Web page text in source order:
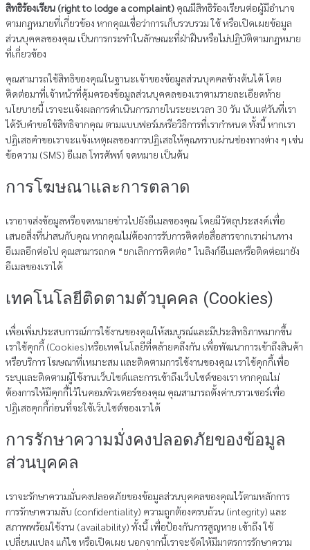
สิทธิร้องเรียน (right to lodge a complaint) คุณมีสิทธิร้องเรียนต่อผู้มีอำนาจ
ตามกฎหมายที่เกี่ยวข้อง หากคุณเชื่อว่าการเก็บรวบรวม ใช้ หรือเปิดเผยข้อมูล
ส่วนบุคคลของคุณ เป็นการกระทำในลักษณะที่ฝ่าฝืนหรือไม่ปฏิบัติตามกฎหมาย
ที่เกี่ยวข้อง
คุณสามารถใช้สิทธิของคุณในฐานะเจ้าของข้อมูลส่วนบุคคลข้างต้นได้ โดย
ติดต่อมาที่เจ้าหน้าที่คุ้มครองข้อมูลส่วนบุคคลของเราตามรายละเอียดท้าย
นโยบายนี้ เราจะแจ้งผลการดำเนินการภายในระยะเวลา 30 วัน นับแต่วันที่เรา
ได้รับคำขอใช้สิทธิจากคุณ ตามแบบฟอร์มหรือวิธีการที่เรากำหนด ทั้งนี้ หากเรา
ปฏิเสธคำขอเราจะแจ้งเหตุผลของการปฏิเสธให้คุณทราบผ่านช่องทางต่าง ๆ เช่น
ข้อความ (SMS) อีเมล โทรศัพท์ จดหมาย เป็นต้น
การโฆษณาและการตลาด
เราอาจส่งข้อมูลหรือจดหมายข่าวไปยังอีเมลของคุณ โดยมีวัตถุประสงค์เพื่อ
เสนอสิ่งที่น่าสนกับคุณ หากคุณไม่ต้องการรับการติดต่อสื่อสารจากเราผ่านทาง
อีเมลอีกต่อไป คุณสามารถกด “ยกเลิกการติดต่อ” ในลิงก์อีเมลหรือติดต่อมายัง
อีเมลของเราได้
เทคโนโลยีติดตามตัวบุคคล (Cookies)
เพื่อเพิ่มประสบการณ์การใช้งานของคุณให้สมบูรณ์และมีประสิทธิภาพมากขึ้น
เราใช้คุกกี้ (Cookies)หรือเทคโนโลยีที่คล้ายคลึงกัน เพื่อพัฒนาการเข้าถึงสินค้า
หรือบริการ โฆษณาที่เหมาะสม และติดตามการใช้งานของคุณ เราใช้คุกกี้เพื่อ
ระบุและติดตามผู้ใช้งานเว็บไซต์และการเข้าถึงเว็บไซต์ของเรา หากคุณไม่
ต้องการให้มีคุกกี้ไว้ในคอมพิวเตอร์ของคุณ คุณสามารถตั้งค่าบราวเซอร์เพื่อ
ปฏิเสธคุกกี้ก่อนที่จะใช้เว็บไซต์ของเราได้
การรักษาความมั่งคงปลอดภัยของข้อมูล
ส่วนบุคคล
เราจะรักษาความมั่นคงปลอดภัยของข้อมูลส่วนบุคคลของคุณไว้ตามหลักการ
การรักษาความลับ (confidentiality) ความถูกต้องครบถ้วน (integrity) และ
สภาพพร้อมใช้งาน (availability) ทั้งนี้ เพื่อป้องกันการสูญหาย เข้าถึง ใช้
เปลี่ยนแปลง แก้ไข หรือเปิดเผย นอกจากนี้เราจะจัดให้มีมาตรการรักษาความ